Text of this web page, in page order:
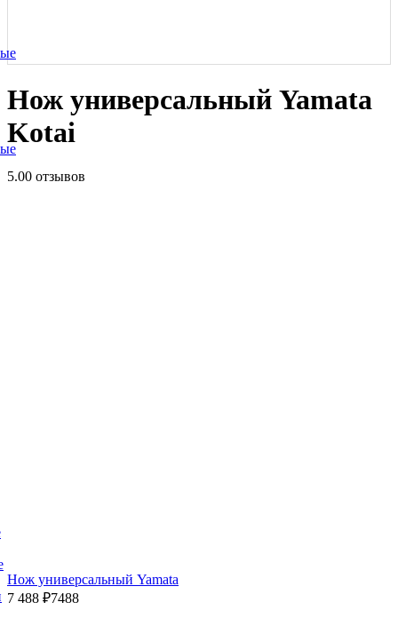
Нож универсальный Yamata
Kotai
5.00 отзывов
Нож универсальный Yamata
7 488 ₽7488